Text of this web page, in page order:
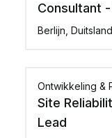
Consultant
Berlijn, Duitsland
Ontwikkeling &
Site
Lead